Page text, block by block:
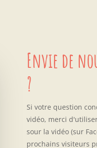
Envie de
?
Si votre question
vidéo, merci
sour la vidéo (sur
prochains visiteurs